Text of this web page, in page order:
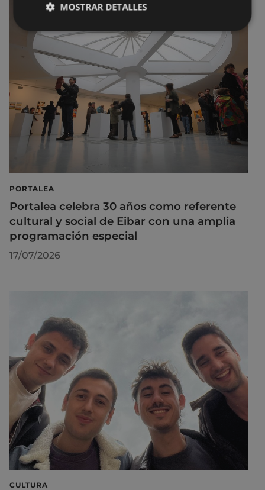
PORTALEA
Portalea celebra 30 años como referente
cultural y social de Eibar con una amplia
programación especial
17/07/2026
CULTURA
MOSTRAR DETALLES